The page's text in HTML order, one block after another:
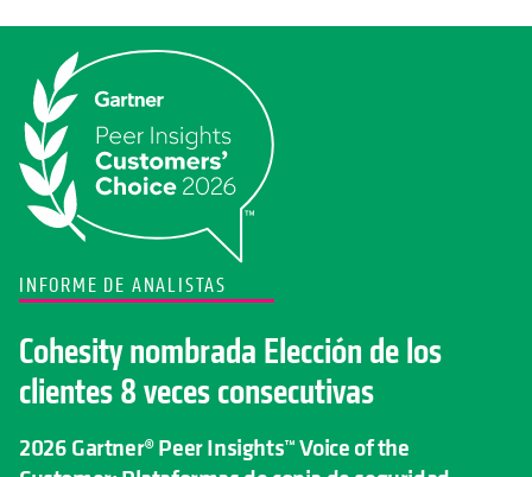
INFORME DE ANALISTAS
Cohesity nombrada Elección de los
clientes 8 veces consecutivas
2026 Gartner® Peer Insights™ Voice of the